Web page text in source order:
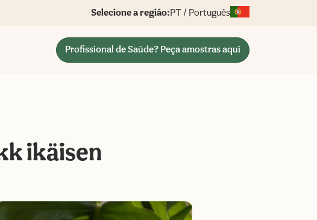
Selecione a região:PT / Português
Profissional de Saúde? Peça amostras aqui
ikäisen